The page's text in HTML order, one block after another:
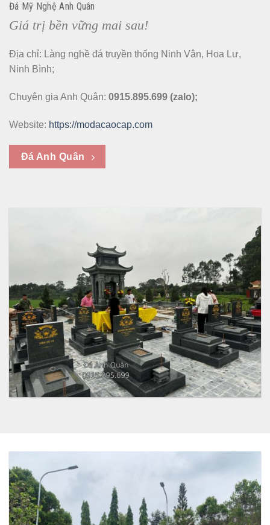
Đá Mỹ Nghệ Anh Quân
Giá trị bền vững mai sau!
Địa chỉ: Làng nghề đá truyền thống Ninh Vân, Hoa Lư,
Ninh Bình;
Chuyên gia Anh Quân: 0915.895.699 (zalo);
Website: https://modacaocap.com
Đá Anh Quân